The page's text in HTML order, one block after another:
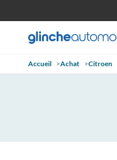
Accueil >Achat >Citroen